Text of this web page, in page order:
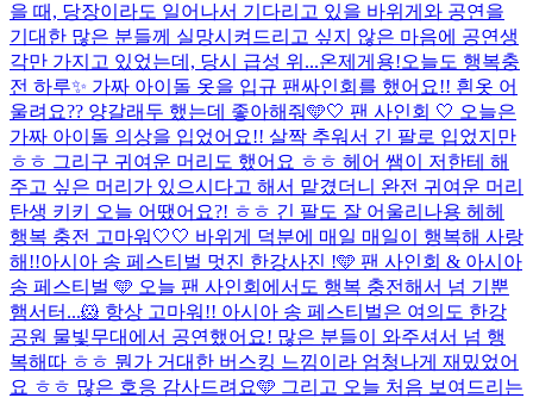
을 때, 당장이라도 일어나서 기다리고 있을 바위게와 공연을
기대한 많은 분들께 실망시켜드리고 싶지 않은 마음에 공연생
각만 가지고 있었는데, 당시 급성 위...온제게용!오늘도 행복충
전 하루✨ 가짜 아이돌 옷을 입규 팬싸인회를 했어요!! 흰옷 어
울려요?? 양갈래두 했는데 좋아해줘🩵🤍 팬 사인회 🤍 오늘은
가짜 아이돌 의상을 입었어요!! 살짝 추워서 긴 팔로 입었지만
ㅎㅎ 그리구 귀여운 머리도 했어요 ㅎㅎ 헤어 쌤이 저한테 해
주고 싶은 머리가 있으시다고 해서 맡겼더니 완전 귀여운 머리
탄생 키키 오늘 어땠어요?! ㅎㅎ 긴 팔도 잘 어울리나용 헤헤
행복 충전 고마워🤍🤍 바위게 덕분에 매일 매일이 행복해 사랑
해!!아시아 송 페스티벌 멋진 한강사진 !🩵 팬 사인회 & 아시아
송 페스티벌 🩵 오늘 팬 사인회에서도 행복 충전해서 넘 기뿐
햄서터...🐹 항상 고마워!! 아시아 송 페스티벌은 여의도 한강
공원 물빛무대에서 공연했어요! 많은 분들이 와주셔서 넘 행
복해따 ㅎㅎ 뭔가 거대한 버스킹 느낌이라 엄청나게 재밌었어
요 ㅎㅎ 많은 호응 감사드려요🩵 그리고 오늘 처음 보여드리는